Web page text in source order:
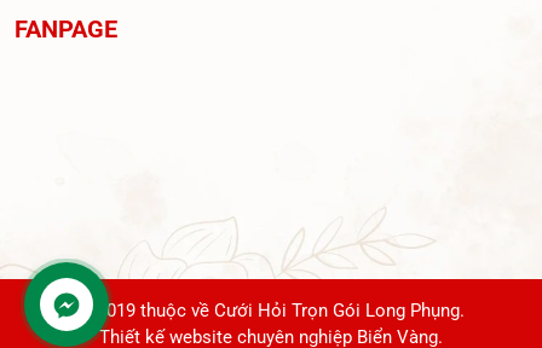
FANPAGE
© 2019 thuộc về Cưới Hỏi Trọn Gói Long Phụng.
Thiết kế website chuyên nghiệp Biển Vàng.